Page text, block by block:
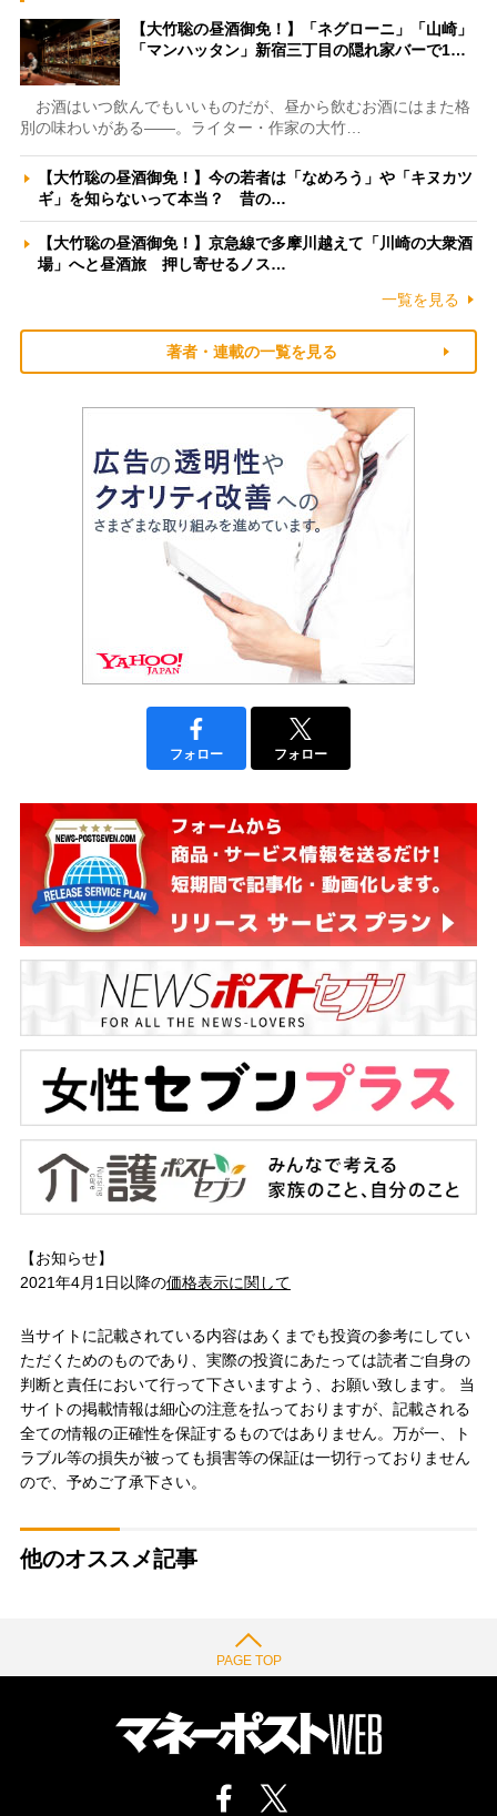
【大竹聡の昼酒御免！】「ネグローニ」「山崎」
「マンハッタン」新宿三丁目の隠れ家バーで1…
お酒はいつ飲んでもいいものだが、昼から飲むお酒にはまた格
別の味わいがある――。ライター・作家の大竹…
【大竹聡の昼酒御免！】今の若者は「なめろう」や「キヌカツ
ギ」を知らないって本当？ 昔の…
【大竹聡の昼酒御免！】京急線で多摩川越えて「川崎の大衆酒
場」へと昼酒旅 押し寄せるノス…
一覧を見る
著者・連載の一覧を見る
フォロー フォロー
【お知らせ】
2021年4月1日以降の価格表示に関して
当サイトに記載されている内容はあくまでも投資の参考にしてい
ただくためのものであり、実際の投資にあたっては読者ご自身の
判断と責任において行って下さいますよう、お願い致します。 当
サイトの掲載情報は細心の注意を払っておりますが、記載される
全ての情報の正確性を保証するものではありません。万が一、ト
ラブル等の損失が被っても損害等の保証は一切行っておりません
ので、予めご了承下さい。
他のオススメ記事
PAGE TOP